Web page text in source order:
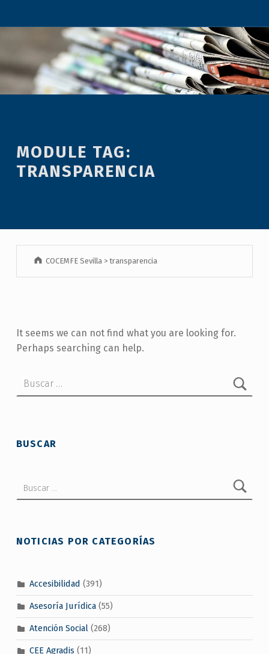
MODULE TAG:
TRANSPARENCIA
COCEMFE Sevilla >transparencia
It seems we can not find what you are looking for.
Perhaps searching can help.
BUSCAR
NOTICIAS POR CATEGORÍAS
Accesibilidad (391)
Asesoría Jurídica(55)
Atención Social(268)
CEE Agradis (11)